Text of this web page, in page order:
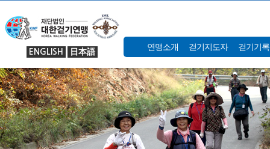
ENGLISH 日本語 연맹소개 걷기지도자 걷기기